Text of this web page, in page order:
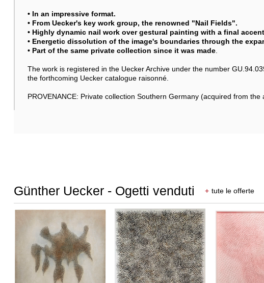
• In an impressive format.
• From Uecker's key work group, the renowned "Nail Fields".
• Highly dynamic nail work over gestural painting with a final
• Energetic dissolution of the image's boundaries through the
• Part of the same private collection since it was made.
The work is registered in the Uecker Archive under the number
the forthcoming Uecker catalogue raisonné.
PROVENANCE: Private collection Southern Germany (acquired from the
Günther Uecker - Ogetti venduti + tute le offerte